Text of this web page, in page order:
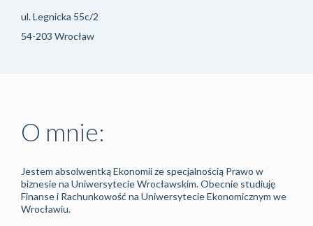
ul. Legnicka 55c/2
54-203 Wrocław
O mnie:
Jestem absolwentką Ekonomii ze specjalnością Prawo w
biznesie na Uniwersytecie Wrocławskim. Obecnie studiuję
Finanse i Rachunkowość na Uniwersytecie Ekonomicznym we
Wrocławiu.